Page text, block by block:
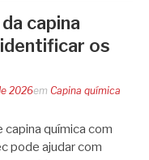
capina
os
2026em Capina química
capina química com
pode ajudar com